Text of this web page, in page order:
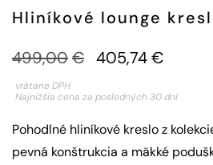
Hliníkové lounge
499,00€ 405,74€
vrátane DPH
Najnižšia cena za posledných 30 dní
Pohodlné hliníkové kreslo z
pevná konštrukcia a mäkké